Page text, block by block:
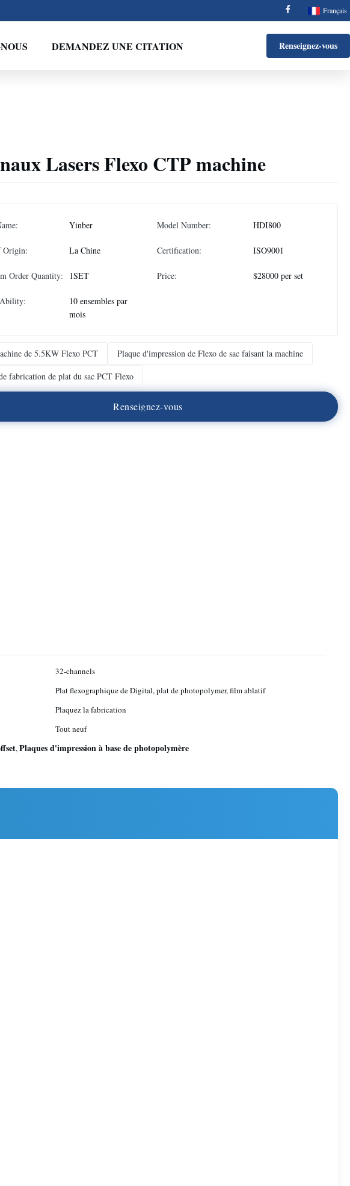
Français
DEMANDEZ UNE CITATION Renseignez-vous
Lasers Flexo CTP machine
Yinber Model Number: HDI800
Origin: La Chine Certification: ISO9001
Order Quantity: 1SET Price: $28000 per set
10 ensembles par
mois
de 5.5KW Flexo PCT
Plaque d'impression de Flexo de sac faisant la machine
fabrication de plat du sac PCT Flexo
Renseignez-vous
32-channels
Plat flexographique de Digital, plat de photopolymer, film ablatif
Plaquez la fabrication
Tout neuf
,Plaques d'impression à base de photopolymère